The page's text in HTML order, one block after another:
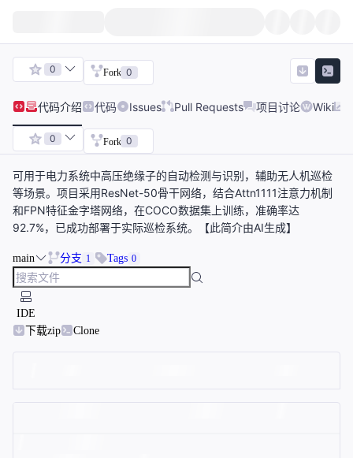
0 Fork 0
代码介绍 代码 Issues Pull Requests 项目讨论 Wiki
0 Fork 0
可用于电力系统中高压绝缘子的自动检测与识别，辅助无人机巡检
等场景。项目采用ResNet-50骨干网络，结合Attn1111注意力机制
和FPN特征金字塔网络，在COCO数据集上训练，准确率达
92.7%，已成功部署于实际巡检系统。【此简介由AI生成】
main 分支 1 Tags 0
IDE
下载zip
Clone